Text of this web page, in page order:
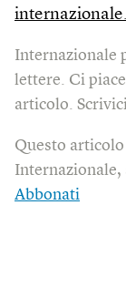
Internazionale
lettere. Ci
articolo.
Questo articolo
Internazionale,
Abbonati